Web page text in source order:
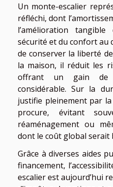
Un monte-escalier
réfléchi, dont
l’amélioration
sécurité et du confort au
de conserver la liberté
la maison, il réduit les
offrant un gain de
considérable. Sur la
justifie pleinement par la
procure, évitant
réaménagement ou
dont le coût global serait
Grâce à diverses aides
financement,
escalier est aujourd’hui